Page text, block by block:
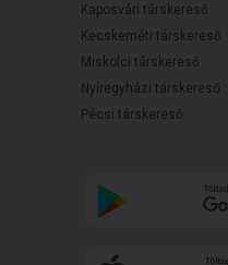
Kaposvári társkereső
Kecskeméti társkereső
Miskolci társkereső
Nyíregyházi társkereső
Pécsi társkereső